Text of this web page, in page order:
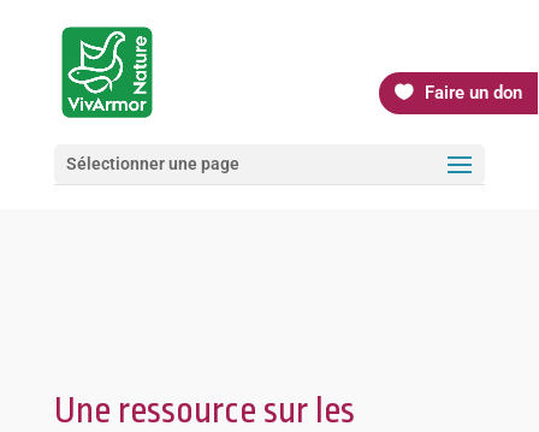
Faire un don
Sélectionner une page
Une ressource sur les